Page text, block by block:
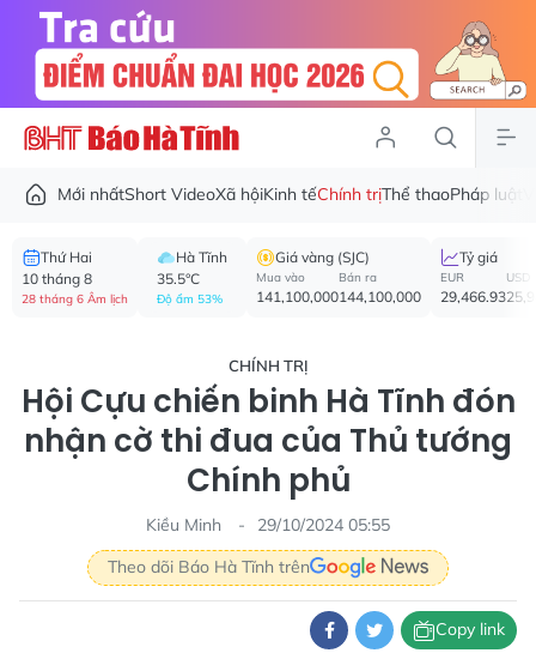
Mới nhấtShort VideoXã hộiKinh tếChính trịThể thaoPháp luật
Thứ Hai
10 tháng 8
28 tháng 6 Âm lịch
Hà Tĩnh
35.5°C
Độ ẩm 53%
Giá vàng (SJC)
Mua vào
141,100,000
Bán ra
144,100,000
Tỷ giá
EUR
29,466.93
USD
CHÍNH TRỊ
Hội Cựu chiến binh Hà Tĩnh đón
nhận cờ thi đua của Thủ tướng
Chính phủ
Kiều Minh
29/10/2024 05:55
Theo dõi Báo Hà Tĩnh trên
Copy link